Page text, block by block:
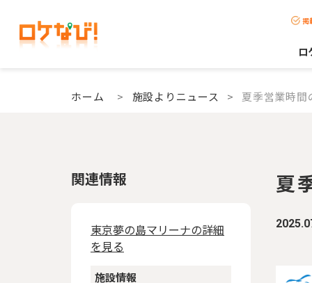
掲
ロ
ホーム > 施設よりニュース > 夏季営業時間
夏
関連情報
東京夢の島マリーナの詳細
を見る
施設情報